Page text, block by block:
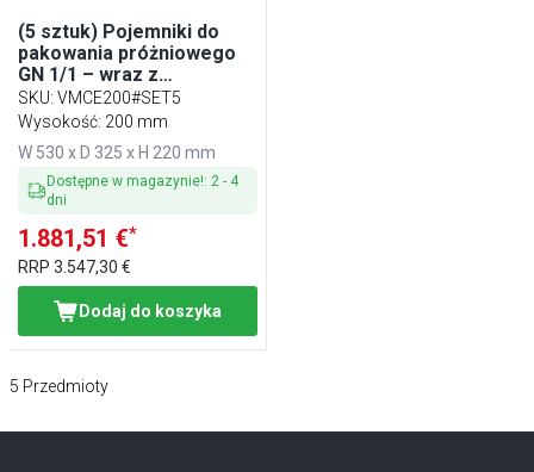
(5 sztuk) Pojemniki do
pakowania próżniowego
GN 1/1 – wraz z
pokrywkami
SKU: VMCE200#SET5
Wysokość: 200 mm
W 530 x D 325 x H 220 mm
Dostępne w magazynie!: 2 - 4
dni
1.881,51 €*
RRP 3.547,30 €
Dodaj do koszyka
5 Przedmioty